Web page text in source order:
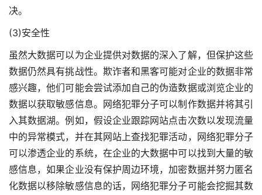
决。
(3)安全性
虽然大数据可以为企业提供对数据的深入了解，但保护这些
数据仍然具有挑战性。欺诈者和黑客可能对企业的数据非常
感兴趣，他们可能会尝试添加自己的伪造数据或浏览企业的
数据以获取敏感信息。网络犯罪分子可以制作数据并将其引
入其数据湖。例如，假设企业跟踪网站点击次数以发现流量
中的异常模式，并在其网站上查找犯罪活动，网络犯罪分子
可以渗透企业的系统，在企业的大数据中可以找到大量的敏
感信息，如果企业没有保护周边环境，加密数据并努力匿名
化数据以移除敏感信息的话，网络犯罪分子可能会挖掘其数